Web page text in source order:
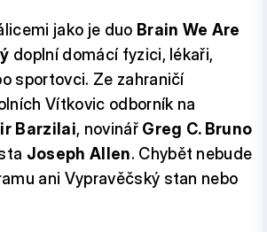
jako je duo Brain We Are
doplní domácí fyzici, lékaři,
sportovci. Ze zahraničí
Vítkovic odborník na
Barzilai, novinář Greg C. Bruno
Joseph Allen. Chybět nebude
ani Vypravěčský stan nebo